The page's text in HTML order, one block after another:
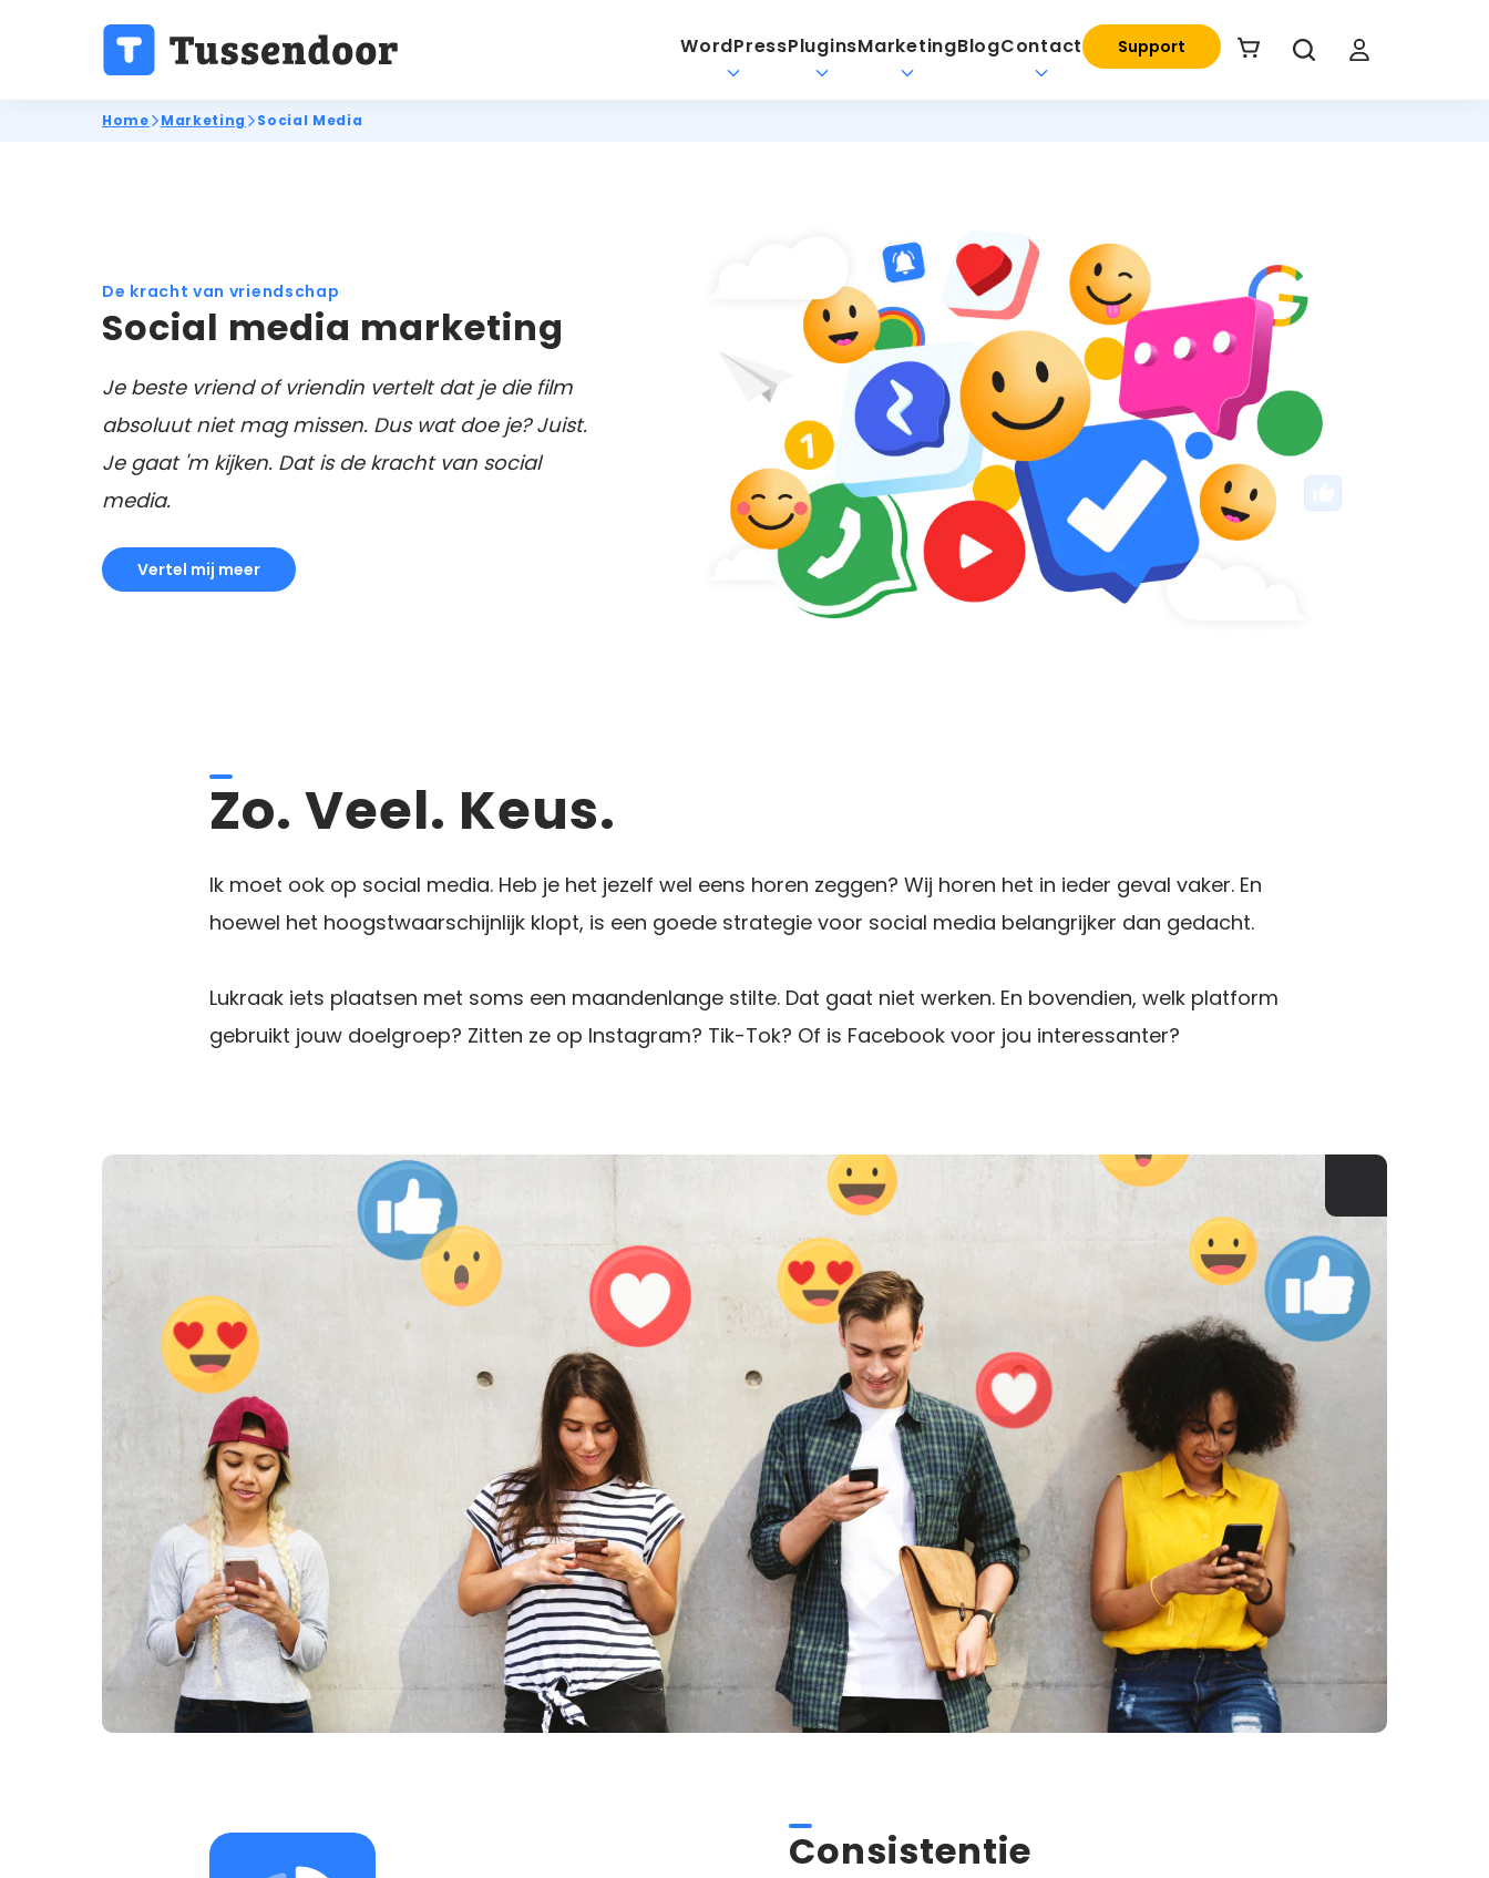
WordPressPluginsMarketingBlogContact Support
Home Marketing Social Media
De kracht van vriendschap
Social media marketing
Je beste vriend of vriendin vertelt dat je die film
absoluut niet mag missen. Dus wat doe je? Juist.
Je gaat 'm kijken. Dat is de kracht van social
media.
Vertel mij meer
Zo. Veel. Keus.
Ik moet ook op social media. Heb je het jezelf wel eens horen zeggen? Wij horen het in ieder geval vaker. En
hoewel het hoogstwaarschijnlijk klopt, is een goede strategie voor social media belangrijker dan gedacht.
Lukraak iets plaatsen met soms een maandenlange stilte. Dat gaat niet werken. En bovendien, welk platform
gebruikt jouw doelgroep? Zitten ze op Instagram? Tik-Tok? Of is Facebook voor jou interessanter?
Consistentie